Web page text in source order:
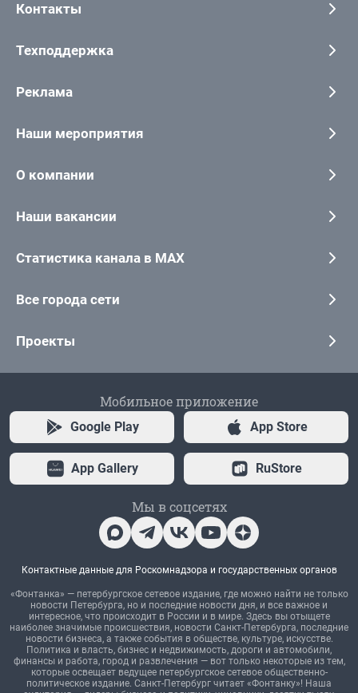
Контакты
Техподдержка
Реклама
Наши мероприятия
О компании
Наши вакансии
Статистика канала в MAX
Все города сети
Проекты
Мобильное приложение
Google Play App Store
App Gallery RuStore
Мы в соцсетях
Контактные данные для Роскомнадзора и государственных органов
«Фонтанка» — петербургское сетевое издание, где можно найти не только
новости Петербурга, но и последние новости дня, и все важное и
интересное, что происходит в России и в мире. Здесь вы отыщете
наиболее значимые происшествия, новости Санкт-Петербурга, последние
новости бизнеса, а также события в обществе, культуре, искусстве.
Политика и власть, бизнес и недвижимость, дороги и автомобили,
финансы и работа, город и развлечения — вот только некоторые из тем,
которые освещает ведущее петербургское сетевое общественно-
политическое издание. Санкт-Петербург читает «Фонтанку»! Наша